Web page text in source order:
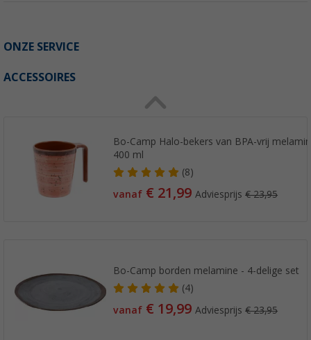
ONZE SERVICE
ACCESSOIRES
Bo-Camp Halo-bekers van BPA-vrij
400 ml
(8)
vanaf € 21,99Adviesprijs€ 23,95
Bo-Camp borden melamine - 4-delige set
(4)
vanaf € 19,99Adviesprijs€ 23,95